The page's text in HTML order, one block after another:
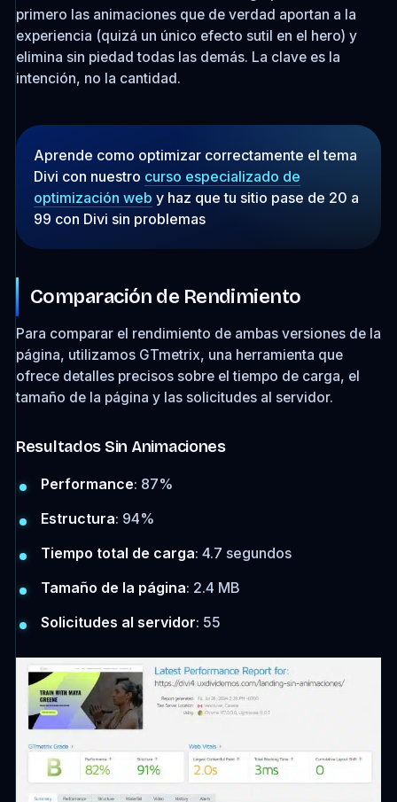
primero las animaciones que de verdad aportan a la
experiencia (quizá un único efecto sutil en el hero) y
elimina sin piedad todas las demás. La clave es la
intención, no la cantidad.
Aprende como optimizar correctamente el tema
Divi con nuestro curso especializado de
optimización web y haz que tu sitio pase de 20 a
99 con Divi sin problemas
Comparación de Rendimiento
Para comparar el rendimiento de ambas versiones de la
página, utilizamos GTmetrix, una herramienta que
ofrece detalles precisos sobre el tiempo de carga, el
tamaño de la página y las solicitudes al servidor.
Resultados Sin Animaciones
Performance: 87%
Estructura: 94%
Tiempo total de carga: 4.7 segundos
Tamaño de la página: 2.4 MB
Solicitudes al servidor: 55